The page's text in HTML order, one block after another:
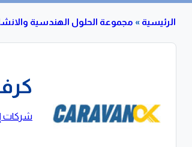
الرئيسية » مجموعة الحلول الهندسية
شركات